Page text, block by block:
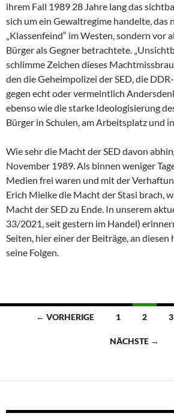
ihrem Fall 1989 28 Jahre lang das
sich um ein Gewaltregime handelte, das
„Klassenfeind“ im Westen, sondern vor
Bürger als Gegner betrachtete.
schlimme Zeichen dieses
den die Geheimpolizei der SED, die
gegen echt oder vermeintlich
ebenso wie die starke Ideologisierung
Bürger in Schulen, am Arbeitsplatz und
Wie sehr die Macht der SED davon
November 1989. Als binnen weniger
Medien frei waren und mit der
Erich Mielke die Macht der Stasi brach,
Macht der SED zu Ende. In unserem
33/2021, seit gestern im Handel)
Seiten, hier einer der Beiträge, an diesen
seine Folgen.
Beitragsnavigation
← VORHERIGE 1 2 3
NÄCHSTE →